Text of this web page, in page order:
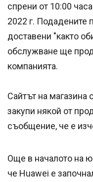
спрени от 10:00
2022 г. Подадените
доставени "както
обслужване ще
компанията.
Сайтът на магазина
закупи някой от
съобщение, че е
Още в началото на
че Huawei е